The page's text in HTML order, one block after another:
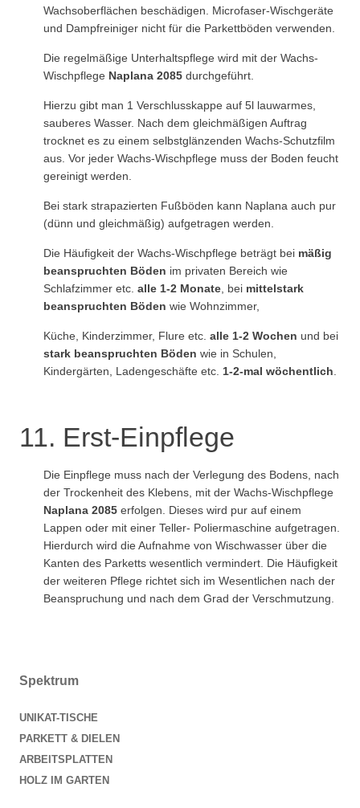
Wachsoberflächen beschädigen. Microfaser-Wischgeräte
und Dampfreiniger nicht für die Parkettböden verwenden.
Die regelmäßige Unterhaltspflege wird mit der Wachs-
Wischpflege Naplana 2085 durchgeführt.
Hierzu gibt man 1 Verschlusskappe auf 5l lauwarmes,
sauberes Wasser. Nach dem gleichmäßigen Auftrag
trocknet es zu einem selbstglänzenden Wachs-Schutzfilm
aus. Vor jeder Wachs-Wischpflege muss der Boden feucht
gereinigt werden.
Bei stark strapazierten Fußböden kann Naplana auch pur
(dünn und gleichmäßig) aufgetragen werden.
Die Häufigkeit der Wachs-Wischpflege beträgt bei mäßig
beanspruchten Böden im privaten Bereich wie
Schlafzimmer etc. alle 1-2 Monate , bei mittelstark
beanspruchten Böden wie Wohnzimmer,
Küche, Kinderzimmer, Flure etc. alle 1-2 Wochen und bei
stark beanspruchten Böden wie in Schulen,
Kindergärten, Ladengeschäfte etc. 1-2-mal wöchentlich
11. Erst-Einpflege
Die Einpflege muss nach der Verlegung des Bodens, nach
der Trockenheit des Klebens, mit der Wachs-Wischpflege
Naplana 2085 erfolgen. Dieses wird pur auf einem
Lappen oder mit einer Teller- Poliermaschine aufgetragen.
Hierdurch wird die Aufnahme von Wischwasser über die
Kanten des Parketts wesentlich vermindert. Die Häufigkeit
der weiteren Pflege richtet sich im Wesentlichen nach der
Beanspruchung und nach dem Grad der Verschmutzung.
Spektrum
UNIKAT-TISCHE
PARKETT & DIELEN
ARBEITSPLATTEN
HOLZ IM GARTEN